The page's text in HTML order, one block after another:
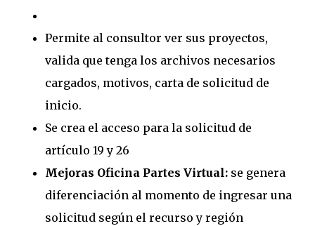
Permite al consultor ver sus proyectos,
valida que tenga los archivos necesarios
cargados, motivos, carta de solicitud de
inicio.
Se crea el acceso para la solicitud de
artículo 19 y 26
Mejoras Oficina Partes Virtual: se genera
diferenciación al momento de ingresar una
solicitud según el recurso y región